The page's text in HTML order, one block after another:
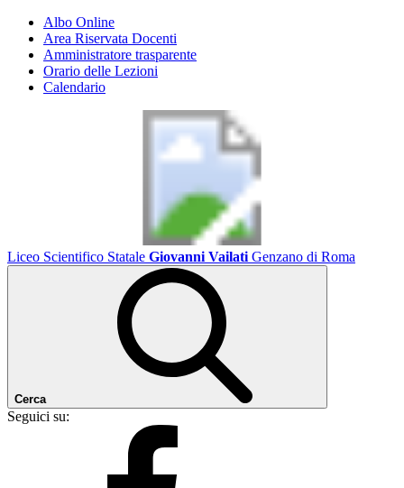
Albo Online
Area Riservata Docenti
Amministratore trasparente
Orario delle Lezioni
Calendario
Liceo Scientifico Statale Giovanni Vailati Genzano di Roma
Cerca
Seguici su: